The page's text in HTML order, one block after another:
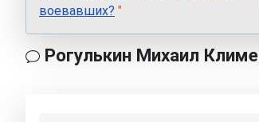
воевавших? "
Рогулькин Михаил